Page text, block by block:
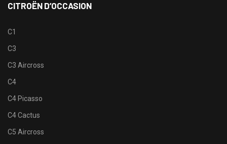
CITROËN D’OCCASION
C1
C3
C3 Aircross
C4
C4 Picasso
C4 Cactus
C5 Aircross